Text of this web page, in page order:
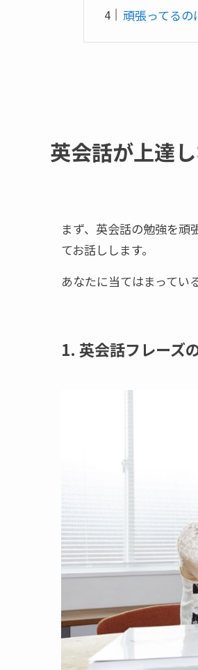
頑張ってるの
英会話が上達
まず、英会話の勉強を頑
てお話しします。
あなたに当てはまってい
1. 英会話フレーズ